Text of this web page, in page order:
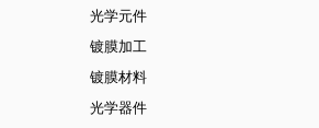
光学元件
镀膜加工
镀膜材料
光学器件